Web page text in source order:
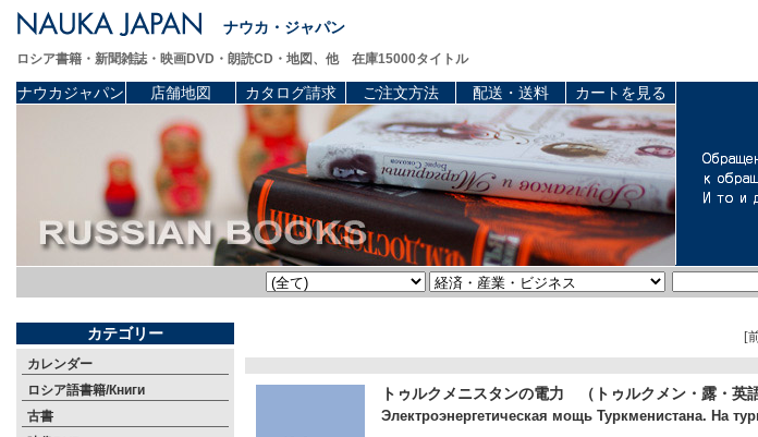
ナウカ・ジャパン
ロシア書籍・新聞雑誌・映画DVD・朗読CD・地図、他 在庫15000タイトル
ナウカジャパン 店舗地図 カタログ請求 ご注文方法 配送・送料 カートを見る
カテゴリー
カレンダー
ロシア語書籍/Книги
古書
[
トゥルクメニスタンの電力 （トゥルクメン・露・英語
Электроэнергетическая мощь Туркменистана. На